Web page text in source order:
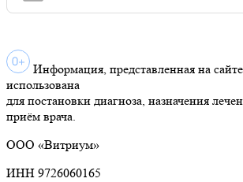
Информация, представленная на
использована
для постановки диагноза, назначения
приём врача.
ООО «Витриум»
ИНН 9726060165